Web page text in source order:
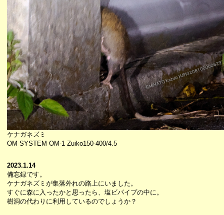
ケナガネズミ
OM SYSTEM OM-1 Zuiko150-400/4.5
2023.1.14
備忘録です。
ケナガネズミが集落外れの路上にいました。
すぐに森に入ったかと思ったら、塩ビパイプの中に。
樹洞の代わりに利用しているのでしょうか？